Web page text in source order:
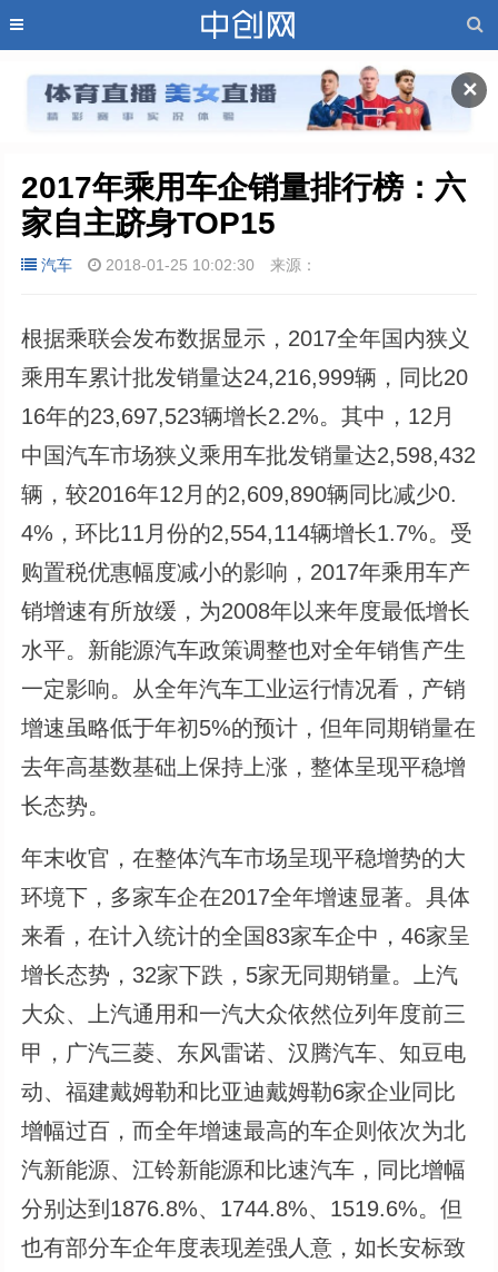
✕
2017年乘用车企销量排行榜：六
家自主跻身TOP15
汽车 2018-01-25 10:02:30 来源：
根据乘联会发布数据显示，2017全年国内狭义
乘用车累计批发销量达24,216,999辆，同比20
16年的23,697,523辆增长2.2%。其中，12月
中国汽车市场狭义乘用车批发销量达2,598,432
辆，较2016年12月的2,609,890辆同比减少0.
4%，环比11月份的2,554,114辆增长1.7%。受
购置税优惠幅度减小的影响，2017年乘用车产
销增速有所放缓，为2008年以来年度最低增长
水平。新能源汽车政策调整也对全年销售产生
一定影响。从全年汽车工业运行情况看，产销
增速虽略低于年初5%的预计，但年同期销量在
去年高基数基础上保持上涨，整体呈现平稳增
长态势。
年末收官，在整体汽车市场呈现平稳增势的大
环境下，多家车企在2017全年增速显著。具体
来看，在计入统计的全国83家车企中，46家呈
增长态势，32家下跌，5家无同期销量。上汽
大众、上汽通用和一汽大众依然位列年度前三
甲，广汽三菱、东风雷诺、汉腾汽车、知豆电
动、福建戴姆勒和比亚迪戴姆勒6家企业同比
增幅过百，而全年增速最高的车企则依次为北
汽新能源、江铃新能源和比速汽车，同比增幅
分别达到1876.8%、1744.8%、1519.6%。但
也有部分车企年度表现差强人意，如长安标致